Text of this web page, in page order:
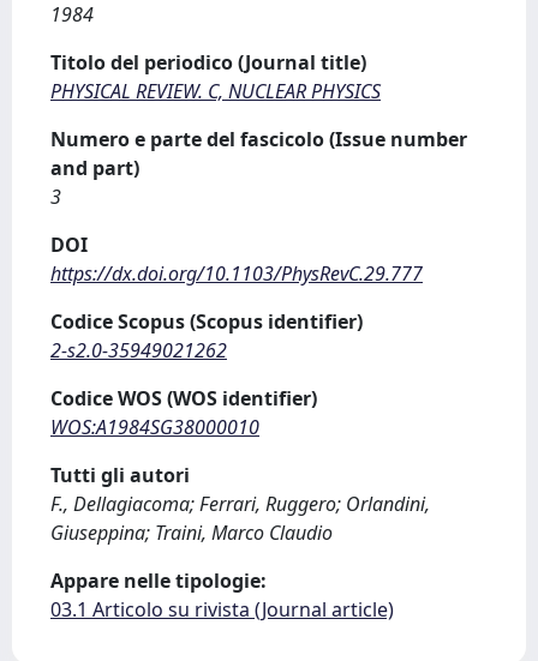
1984
Titolo del periodico (Journal title)
PHYSICAL REVIEW. C, NUCLEAR PHYSICS
Numero e parte del fascicolo (Issue number
and part)
3
DOI
https://dx.doi.org/10.1103/PhysRevC.29.777
Codice Scopus (Scopus identifier)
2-s2.0-35949021262
Codice WOS (WOS identifier)
WOS:A1984SG38000010
Tutti gli autori
F., Dellagiacoma; Ferrari, Ruggero; Orlandini,
Giuseppina; Traini, Marco Claudio
Appare nelle tipologie:
03.1 Articolo su rivista (Journal article)